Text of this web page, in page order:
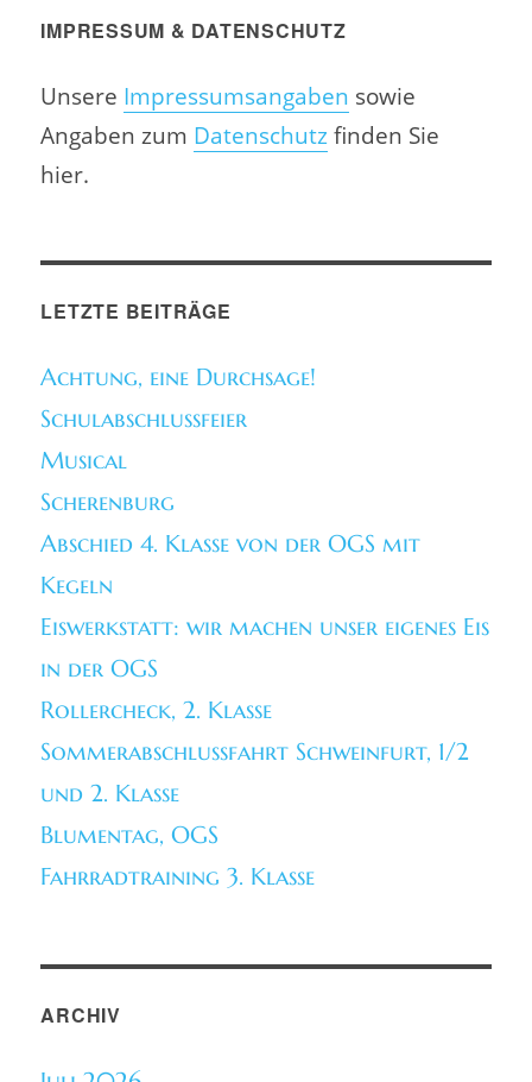
IMPRESSUM & DATENSCHUTZ
Unsere Impressumsangaben sowie
Angaben zum Datenschutzfinden Sie
hier.
LETZTE BEITRÄGE
Achtung, eine Durchsage!
Schulabschlussfeier
Musical
Scherenburg
Abschied 4. Klasse von der OGS mit
Kegeln
Eiswerkstatt: wir machen unser eigenes Eis
in der OGS
Rollercheck, 2. Klasse
Sommerabschlussfahrt Schweinfurt, 1/2
und 2. Klasse
Blumentag, OGS
Fahrradtraining 3. Klasse
ARCHIV